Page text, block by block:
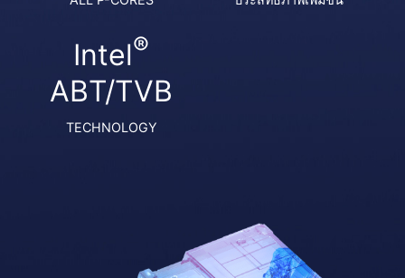
Intel®
ABT/TVB
TECHNOLOGY